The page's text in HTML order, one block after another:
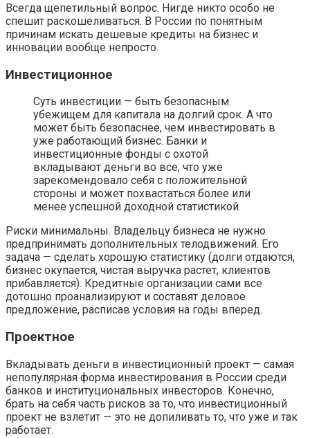
Всегда щепетильный вопрос. Нигде никто особо не
спешит раскошеливаться. В России по понятным
причинам искать дешевые кредиты на бизнес и
инновации вообще непросто.
Инвестиционное
Суть инвестиции — быть безопасным
убежищем для капитала на долгий срок. А что
может быть безопаснее, чем инвестировать в
уже работающий бизнес. Банки и
инвестиционные фонды с охотой
вкладывают деньги во все, что уже
зарекомендовало себя с положительной
стороны и может похвастаться более или
менее успешной доходной статистикой.
Риски минимальны. Владельцу бизнеса не нужно
предпринимать дополнительных телодвижений. Его
задача — сделать хорошую статистику (долги отдаются,
бизнес окупается, чистая выручка растет, клиентов
прибавляется). Кредитные организации сами все
дотошно проанализируют и составят деловое
предложение, расписав условия на годы вперед.
Проектное
Вкладывать деньги в инвестиционный проект — самая
непопулярная форма инвестирования в России среди
банков и институциональных инвесторов. Конечно,
брать на себя часть рисков за то, что инвестиционный
проект не взлетит — это не допиливать то, что уже и так
работает.